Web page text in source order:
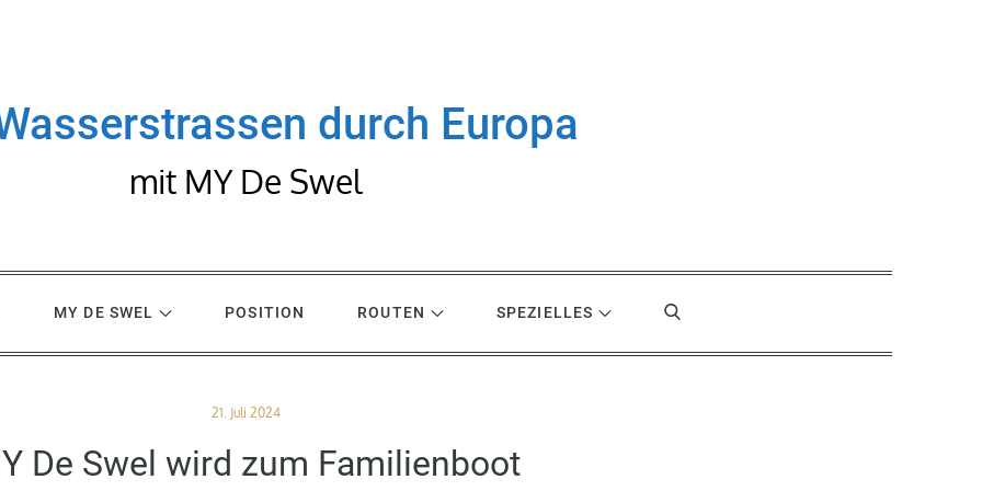
durch Europa
mit MY De Swel
MY DE SWEL POSITION ROUTEN SPEZIELLES
Posted
21. Juli 2024
De Swel wird zum Familienboot